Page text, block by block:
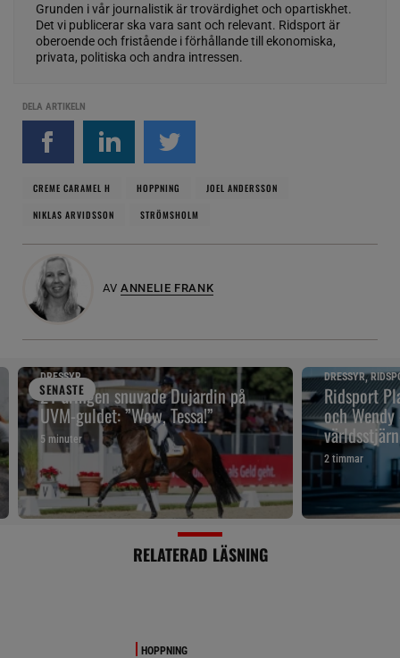
Grunden i vår journalistik är trovärdighet och opartiskhet.
Det vi publicerar ska vara sant och relevant. Ridsport är
oberoende och fristående i förhållande till ekonomiska,
privata, politiska och andra intressen.
DELA ARTIKELN
CREME CARAMEL H HOPPNING
JOEL ANDERSSON
NIKLAS ARVIDSSON
STRÖMSHOLM
AV ANNELIE FRANK
SENASTE
DRESSYR
21-åringen snuvade Dujardin på
UVM-guldet: ”Wow, Tessa!”
5 minuter
DRESSYR,
Ridsport
och
2 timmar
RELATERAD LÄSNING
HOPPNING